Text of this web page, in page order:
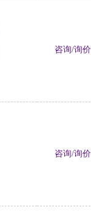
咨询/询价
咨询/询价